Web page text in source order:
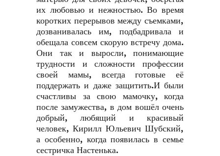
их любовью и нежностью. Во время
коротких перерывов между съемками,
дозванивалась им, подбадривала и
обещала совсем скорую встречу дома.
Они так и выросли, понимающие
трудности и сложности профессии
своей мамы, всегда готовые её
поддержать и даже защитить.И были
счастливы за свою мамочку, когда
после замужества, в дом вошёл очень
добрый, любящий и красивый
человек, Кирилл Юльевич Шубский,
а особенно, когда появилась в семье
сестричка Настенька.